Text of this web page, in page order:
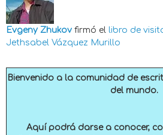
Evgeny Zhukov firmó el libro de
Jethsabel Vázquez Murillo
Bienvenido a la comunidad de
del mundo.
Aquí podrá darse a conocer,